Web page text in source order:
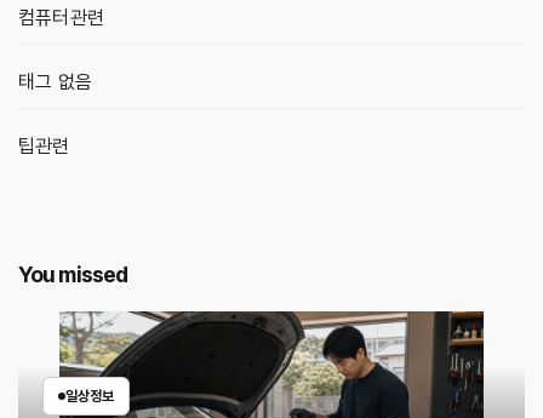
컴퓨터관련
태그 없음
팁관련
You missed
일상정보